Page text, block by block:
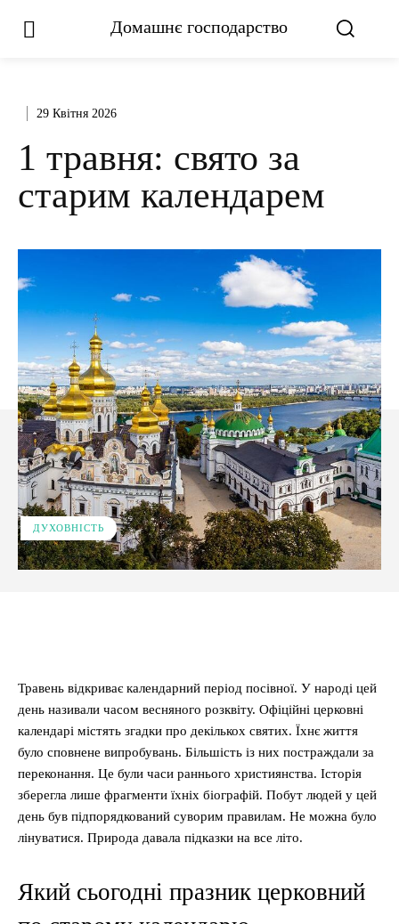
Домашнє господарство
29 Квітня 2026
1 травня: свято за
старим календарем
ДУХОВНІСТЬ
Травень відкриває календарний період посівної. У народі цей
день називали часом весняного розквіту. Офіційні церковні
календарі містять згадки про декількох святих. Їхнє життя
було сповнене випробувань. Більшість із них постраждали за
переконання. Це були часи раннього християнства. Історія
зберегла лише фрагменти їхніх біографій. Побут людей у цей
день був підпорядкований суворим правилам. Не можна було
лінуватися. Природа давала підказки на все літо.
Який сьогодні празник церковний